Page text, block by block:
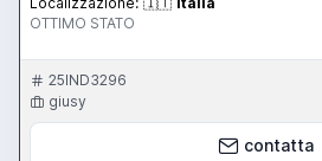
OTTIMO STATO
25IND3296
giusy
contatta